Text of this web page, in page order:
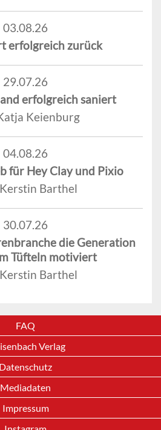
03.08.26
erfolgreich zurück
29.07.26
erfolgreich saniert
Keienburg
04.08.26
für Hey Clay und Pixio
Barthel
30.07.26
die Generation
Tüfteln motiviert
Barthel
FAQ
Verlag
Datenschutz
Mediadaten
Impressum